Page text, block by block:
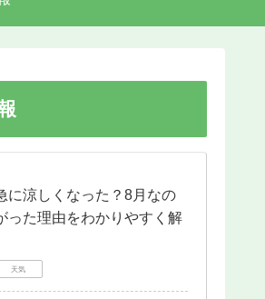
に涼しくなった？8月なの
った理由をわかりやすく解
天気